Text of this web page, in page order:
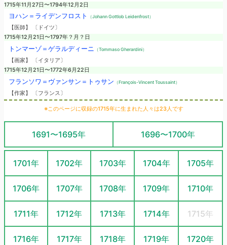
1715年11月27日〜1794年12月2日
ヨハン＝ライデンフロスト （Johann Gottlob Leidenfrost）
【医師】 〔ドイツ〕
1715年12月21日〜1797年？月？日
トンマーゾ＝ゲラルディーニ （Tommaso Gherardini）
【画家】 〔イタリア〕
1715年12月21日〜1772年6月22日
フランソワ＝ヴァンサン＝トゥサン （François-Vincent Toussaint）
【作家】 〔フランス〕
※このページに収録の1715年に生まれた人々は23人です
1691〜1695年 1696〜1700年
1701年 1702年 1703年 1704年 1705年
1706年 1707年 1708年 1709年 1710年
1711年 1712年 1713年 1714年 1715年
1716年 1717年 1718年 1719年 1720年